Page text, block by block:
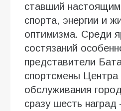
ставший
спорта, энергии и
оптимизма. Среди
состязаний
представители
спортсмены Центра
обслуживания
сразу шесть